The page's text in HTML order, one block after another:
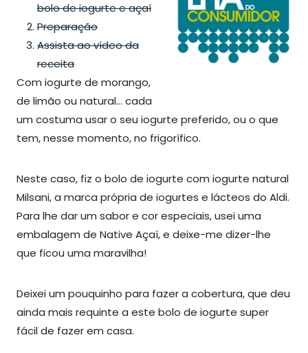
bolo de iogurte e açaí
Preparação
Assista ao vídeo da
receita
Com iogurte de morango,
de limão ou natural… cada
um costuma usar o seu iogurte preferido, ou o que
tem, nesse momento, no frigorífico.
Neste caso, fiz o bolo de iogurte com iogurte natural
Milsani, a marca própria de iogurtes e lácteos do Aldi.
Para lhe dar um sabor e cor especiais, usei uma
embalagem de Native Açaí, e deixe-me dizer-lhe
que ficou uma maravilha!
Deixei um pouquinho para fazer a cobertura, que deu
ainda mais requinte a este bolo de iogurte super
fácil de fazer em casa.